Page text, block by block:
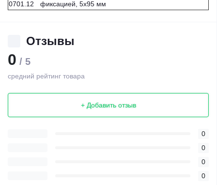
0701.12
фиксацией, 5х95 мм
Отзывы
0 / 5
средний рейтинг товара
+ Добавить отзыв
0
0
0
0